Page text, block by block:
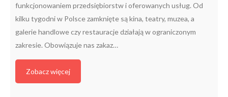
funkcjonowaniem przedsiębiorstw i oferowanych usług. Od
kilku tygodni w Polsce zamknięte są kina, teatry, muzea, a
galerie handlowe czy restauracje działają w ograniczonym
zakresie. Obowiązuje nas zakaz…
Zobacz więcej